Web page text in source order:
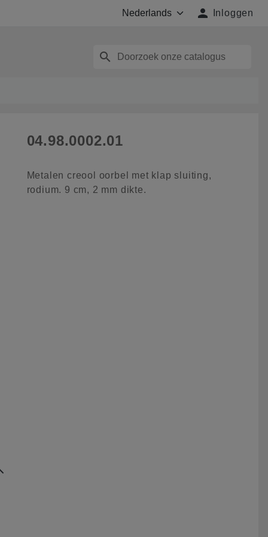
 Inloggen
search
04.98.0002.01
Metalen creool oorbel met klap sluiting,
rodium. 9 cm, 2 mm dikte.